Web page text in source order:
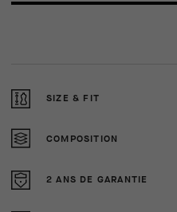
SIZE & FIT
COMPOSITION
2 ANS DE GARANTIE